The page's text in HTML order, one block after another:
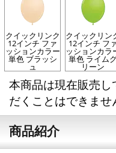
クイックリンク
12インチ ファ
ッションカラー
単色 ブラッシ
ュ
クイックリン
12インチ フ
ッションカラ
単色 ライム
リーン
本商品は現在販売
だくことはできませ
商品紹介